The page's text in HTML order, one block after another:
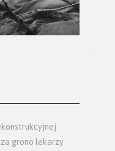
grono lekarzy